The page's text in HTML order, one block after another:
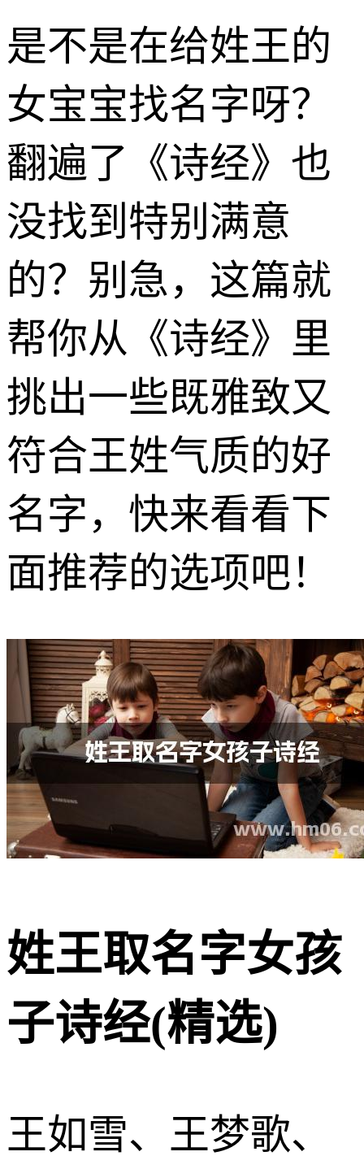
是不是在给姓王的
女宝宝找名字呀？
翻遍了《诗经》也
没找到特别满意
的？别急，这篇就
帮你从《诗经》里
挑出一些既雅致又
符合王姓气质的好
名字，快来看看下
面推荐的选项吧！
姓王取名字女孩
子诗经(精选)
王如雪、王梦歌、